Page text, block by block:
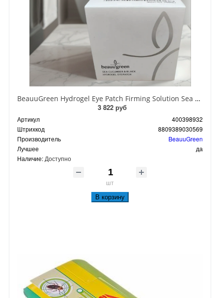
BeauuGreen Hydrogel Eye Patch Firming Solution Sea Cocumber & Black Гидрогелевые патчи для кожи вокруг глаз с экстрактом черного морского огурца 60 шт 90 гр
3 822 руб
Артикул
400398932
Штрихкод
8809389030569
Производитель
BeauuGreen
Лучшее
да
Наличие: Доступно
шт
В корзину